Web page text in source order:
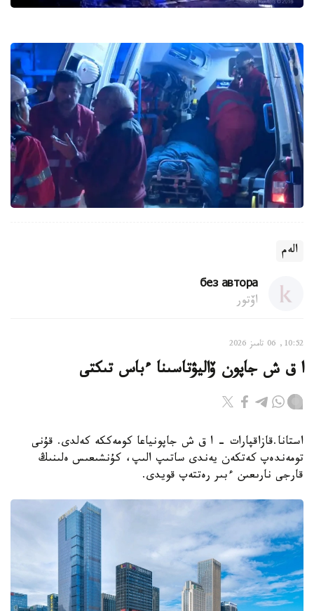
الەم
без автора
اۆتور
10:52, 06 تامىز 2026
ا ق ش جاپون ۆاليۋتاسىنا ءباس تىكتى
استانا.قازاقپارات - ا ق ش جاپونياعا كومەككە كەلدى. قۇنى
تومەندەپ كەتكەن يەندى ساتىپ الىپ، كۇنشىعىس ەلىنىڭ
قارجى نارىعىن ءبىر رەتتەپ قويدى.